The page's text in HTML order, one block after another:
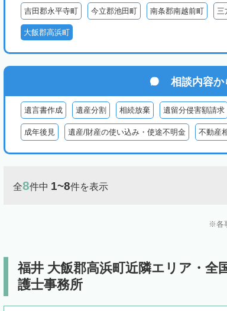
吉田郡永平寺町 今立郡池田町 南条郡南越前町 三
大飯郡高浜町
相談内容か
遺言書作成 遺産分割 相続放棄 遺留分侵害額請求
成年後見 遺産/財産の使い込み・使途不明金 不動産
全8件中 1~8件を表示
各
福井 大飯郡高浜町近隣エリア・全
護士事務所